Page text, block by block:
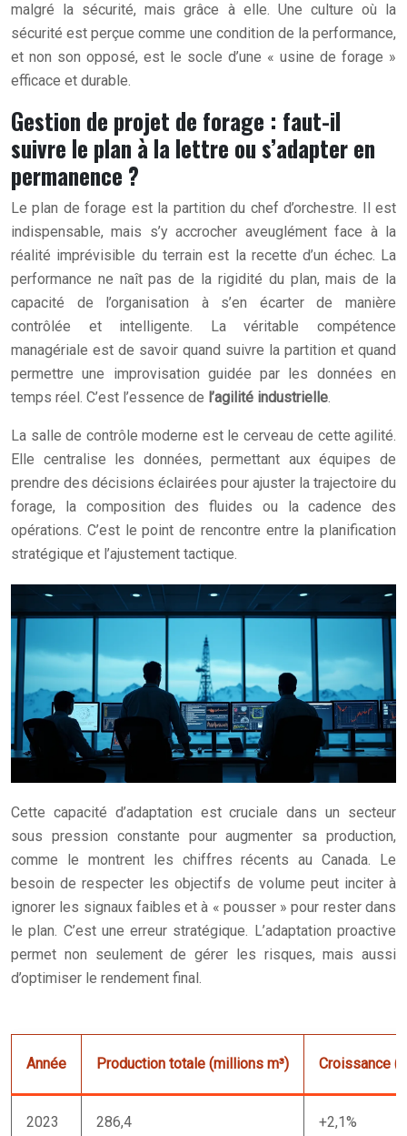
malgré la sécurité, mais grâce à elle. Une culture où la
sécurité est perçue comme une condition de la performance,
et non son opposé, est le socle d’une « usine de forage »
efficace et durable.
Gestion de projet de forage : faut-il
suivre le plan à la lettre ou s’adapter en
permanence ?
Le plan de forage est la partition du chef d’orchestre. Il est
indispensable, mais s’y accrocher aveuglément face à la
réalité imprévisible du terrain est la recette d’un échec. La
performance ne naît pas de la rigidité du plan, mais de la
capacité de l’organisation à s’en écarter de manière
contrôlée et intelligente. La véritable compétence
managériale est de savoir quand suivre la partition et quand
permettre une improvisation guidée par les données en
temps réel. C’est l’essence de l’agilité industrielle.
La salle de contrôle moderne est le cerveau de cette agilité.
Elle centralise les données, permettant aux équipes de
prendre des décisions éclairées pour ajuster la trajectoire du
forage, la composition des fluides ou la cadence des
opérations. C’est le point de rencontre entre la planification
stratégique et l’ajustement tactique.
Cette capacité d’adaptation est cruciale dans un secteur
sous pression constante pour augmenter sa production,
comme le montrent les chiffres récents au Canada. Le
besoin de respecter les objectifs de volume peut inciter à
ignorer les signaux faibles et à « pousser » pour rester dans
le plan. C’est une erreur stratégique. L’adaptation proactive
permet non seulement de gérer les risques, mais aussi
d’optimiser le rendement final.
Année Production totale (millions m³) Croissance
2023 286,4 +2,1%